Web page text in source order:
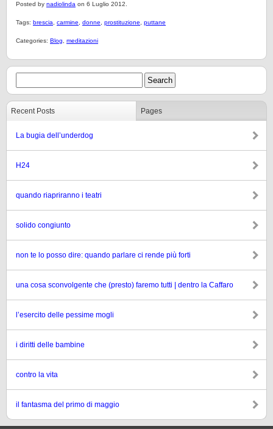
Posted by nadiolinda on 6 Luglio 2012.
Tags: brescia carmine donne prostituzione puttane
Categories: Blog meditazioni
Recent Posts Pages
La bugia dell’underdog
H24
quando riapriranno i teatri
solido congiunto
non te lo posso dire: quando parlare ci rende più forti
una cosa sconvolgente che (presto) faremo tutti | dentro la Caffaro
l’esercito delle pessime mogli
i diritti delle bambine
contro la vita
il fantasma del primo di maggio